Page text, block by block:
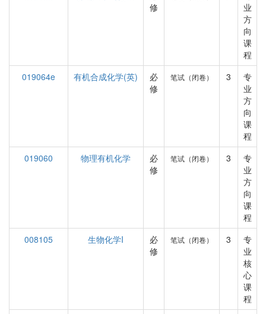
修
业
方
向
课
程
019064e
有机合成化学(英)
必
修
笔试（闭卷） 3
专
业
方
向
课
程
019060
物理有机化学
必
修
笔试（闭卷） 3
专
业
方
向
课
程
008105
生物化学I
必
修
笔试（闭卷） 3
专
业
核
心
课
程